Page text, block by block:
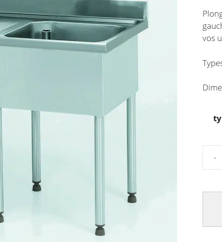
de
prix :
vos
lave-